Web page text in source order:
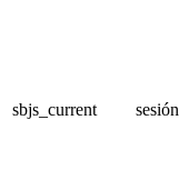
sbjs_current sesión